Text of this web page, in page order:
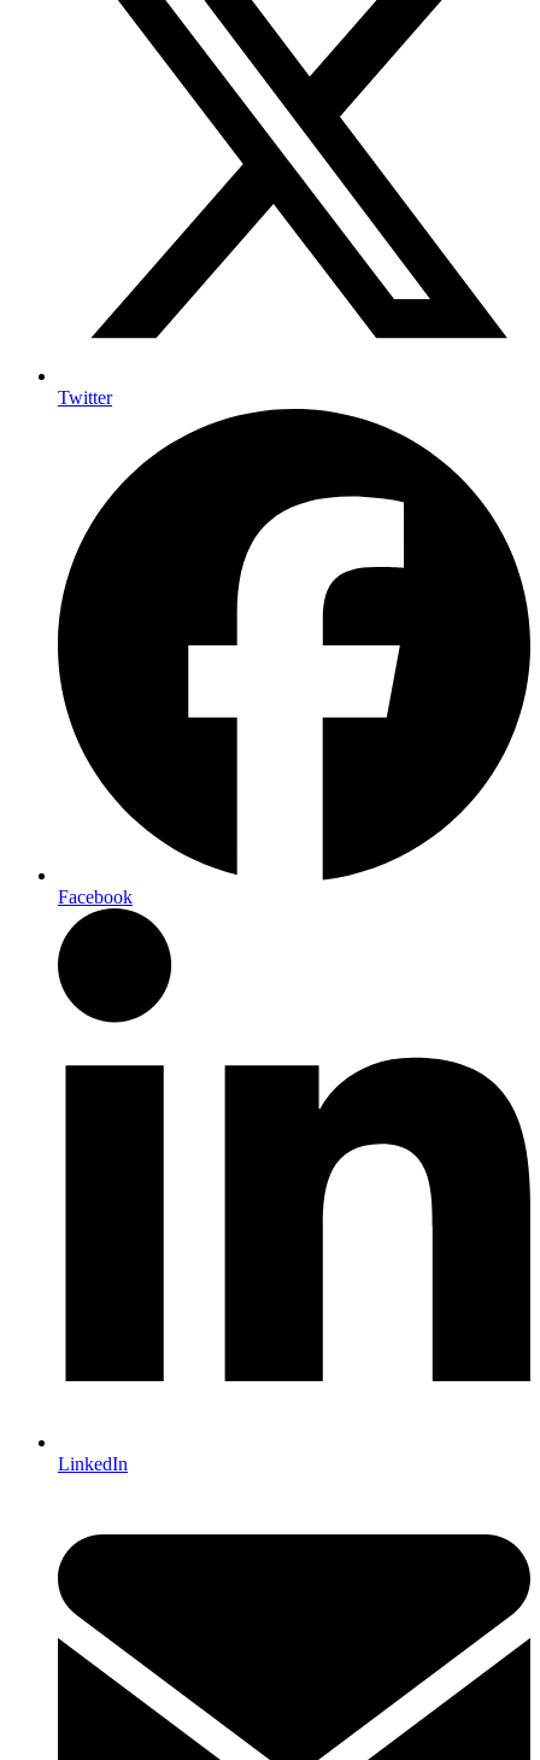
Twitter
Facebook
LinkedIn